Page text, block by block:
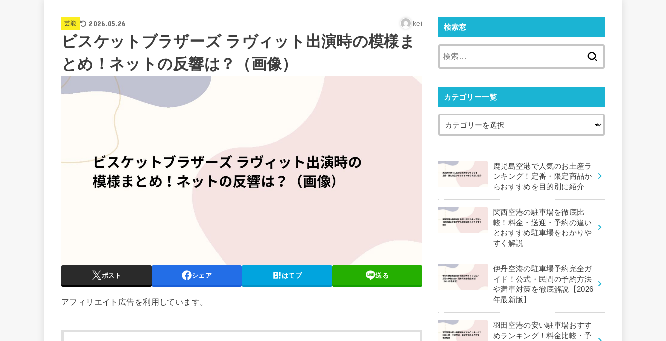
芸能 2026.05.26 kei
ビスケットブラザーズ ラヴィット出演時の模様ま
とめ！ネットの反響は？（画像）
ポスト シェア はてブ 送る
アフィリエイト広告を利用しています。
検索窓
カテゴリー一覧
鹿児島空港で人気のお土産ラ
ンキング！定番・限定商品か
らおすすめを目的別に紹介
関西空港の駐車場を徹底比
較！料金・送迎・予約の違い
とおすすめ駐車場をわかりや
すく解説
伊丹空港の駐車場予約完全ガ
イド！公式・民間の予約方法
や満車対策を徹底解説【2026
年最新版】
羽田空港の安い駐車場おすす
めランキング！料金比較・予